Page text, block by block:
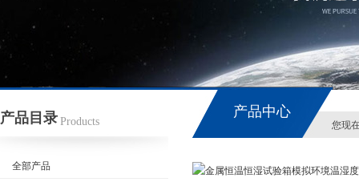
产品目录 Products
全部产品
产品中心
您现